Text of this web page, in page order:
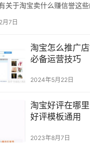
关于淘宝卖什么赚信誉这
好，今天给大家讲一个关于
个问题，希望今天的分享
月7日
淘宝怎么推广
必备运营技巧
2024年5月22日
淘宝好评在哪
好评模板通用
2023年8月7日